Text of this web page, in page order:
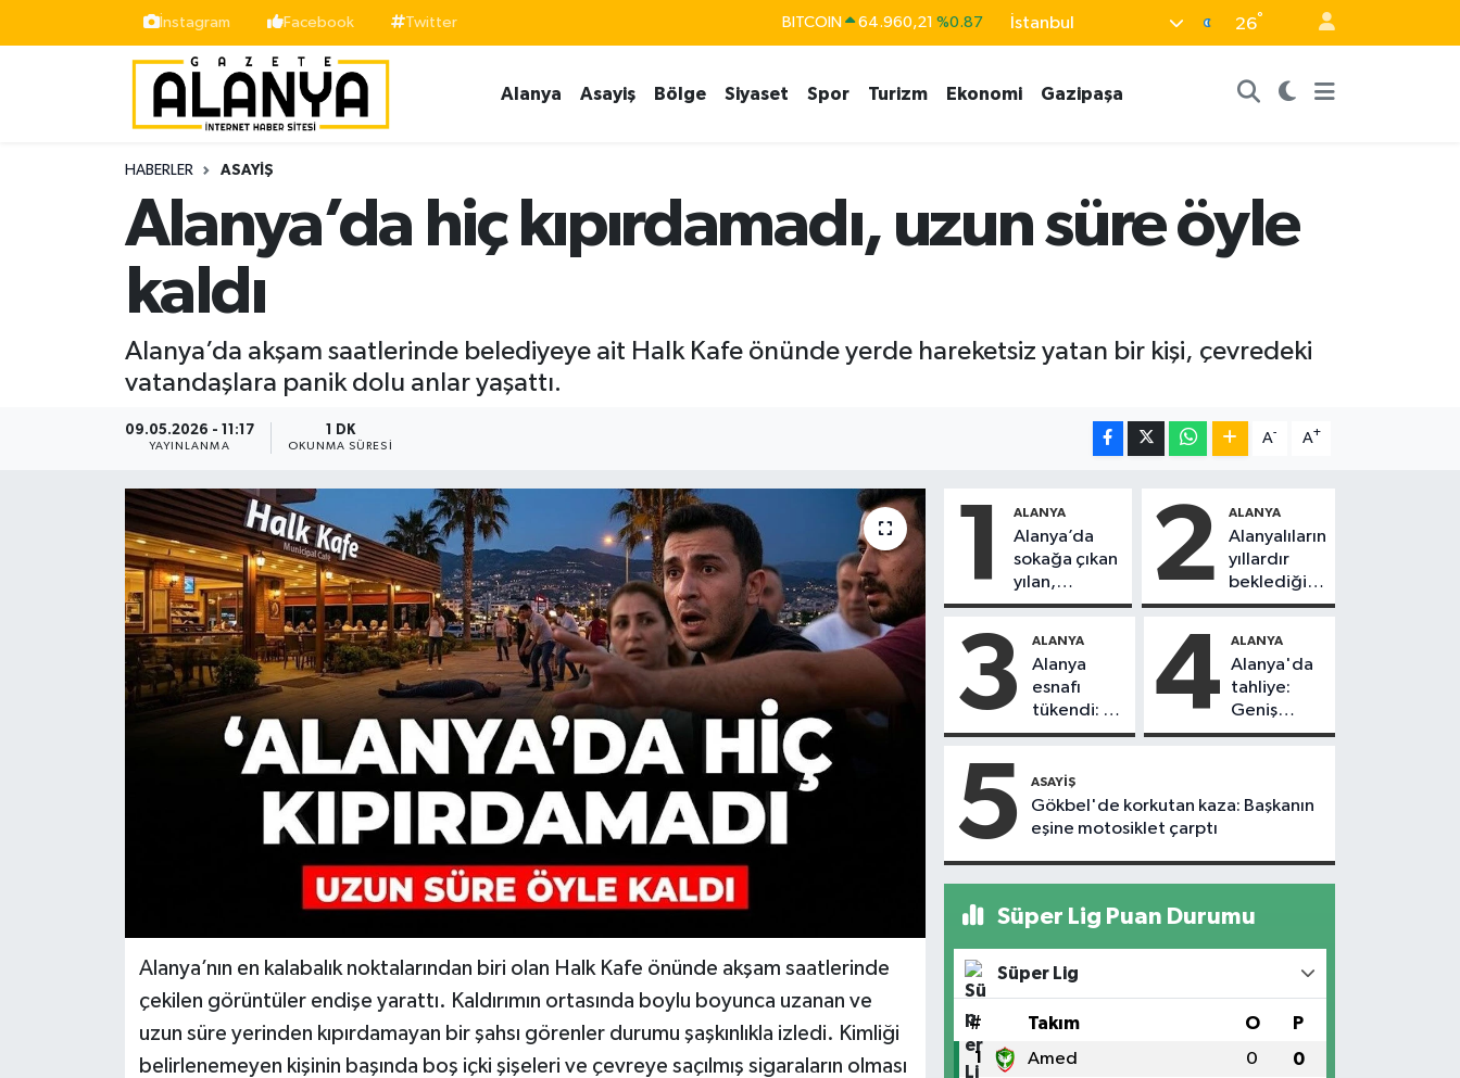
İnstagram Facebook Twitter BITCOIN 64.960,21 %0.87
EURO 55,2510 %0.32
BİST100 13.779 %-14
İstanbul 26°
Alanya Asayiş Bölge Siyaset Spor Turizm Ekonomi Gazipaşa
HABERLER ASAYIŞ
Alanya’da hiç kıpırdamadı, uzun süre öyle
kaldı
Alanya’da akşam saatlerinde belediyeye ait Halk Kafe önünde yerde hareketsiz yatan bir kişi, çevredeki
vatandaşlara panik dolu anlar yaşattı.
09.05.2026 - 11:17
YAYINLANMA
1 DK
OKUNMA SÜRESI
A- A+
Alanya’nın en kalabalık noktalarından biri olan Halk Kafe önünde akşam saatlerinde
çekilen görüntüler endişe yarattı. Kaldırımın ortasında boylu boyunca uzanan ve
uzun süre yerinden kıpırdamayan bir şahsı görenler durumu şaşkınlıkla izledi. Kimliği
belirlenemeyen kişinin başında boş içki şişeleri ve çevreye saçılmış sigaraların olması
1 ALANYA
Alanya’da
sokağa çıkan
yılan,
vatandaşı
2 ALANYA
Alanyalıların
yıllardır
beklediği
yol askıdan
3 ALANYA
Alanya
esnafı
tükendi: 1
ayda 150
kapandı
4 ALANYA
Alanya'da
tahliye:
Geniş
güvenlik
5 ASAYIŞ
Gökbel'de korkutan kaza: Başkanın
eşine motosiklet çarptı
Süper Lig Puan Durumu
Süper Lig
# Takım O P
1 Amed 0 0
Siyaset
İstanbul Nöbetçi Eczaneler
İstanbul Hava Durumu
Süper Lig Puan Durumu ve Fikstür
Tüm Manşetler
Son Dakika Haberleri